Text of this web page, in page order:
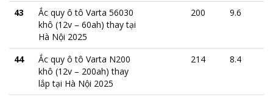
43
Ắc quy ô tô Varta 56030
khô (12v – 60ah) thay tại
Hà Nội 2025
200 9.6
44
Ắc quy ô tô Varta N200
khô (12v – 200ah) thay
lắp tại Hà Nội 2025
214 8.4